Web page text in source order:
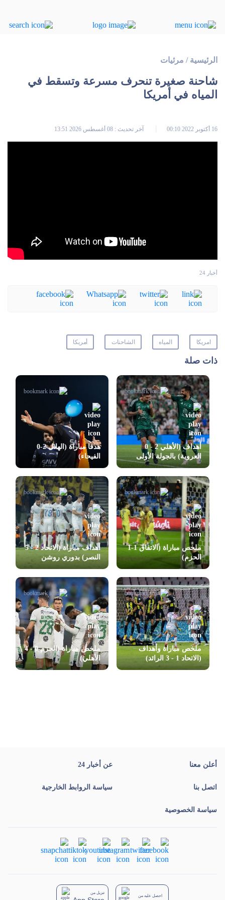
الرئيسية / مرئيات
شاحنة صغيرة تنحرف مسرعة وتسقط في
المياه في أمريكا
16 أكتوبر 2022 00:10 آخر تحديث : 08 أغسطس 2026 13:51
أخبار 24
امريكا المياه الشاحنات أمريكا
ذات صلة
أهداف (الأهلي 2 - 0
العروبة) بالجولة الأولى
بدوري روشن
هدفا مباراة (الهلال 2-0
الفيحاء)
ملخص مباراة (الاتفاق 1-1
الحزم)
أهداف مباراة (الاتحاد 2 - 5
النصر) بدوري روشن
ملخص مباراة وأهداف
(الاتحاد 1 - 3 الرائد)
ملخص مباراة (الحزم 0 - 4
الأهلي)
أعلن معنا عن أخبار 24
اتصل بنا سياسة الروابط الخارجية
سياسة الخصوصية
تنزيل من
احصل عليه من